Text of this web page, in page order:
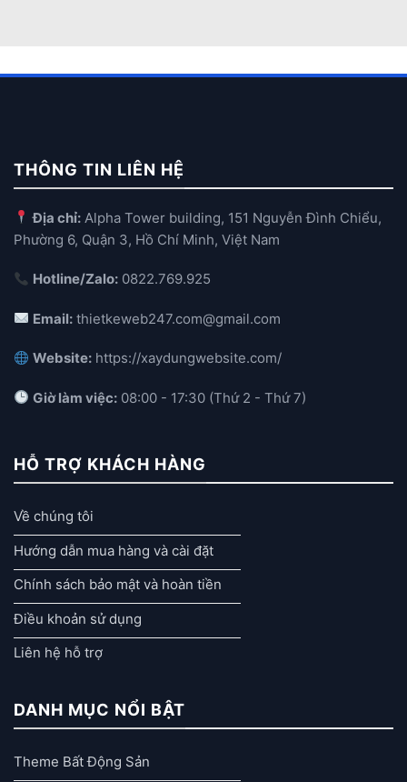
THÔNG TIN LIÊN HỆ
Địa chỉ: Alpha Tower building, 151 Nguyễn Đình Chiểu,
Phường 6, Quận 3, Hồ Chí Minh, Việt Nam
Hotline/Zalo: 0822.769.925
Email: thietkeweb247.com@gmail.com
Website: https://xaydungwebsite.com/
Giờ làm việc: 08:00 - 17:30 (Thứ 2 - Thứ 7)
HỖ TRỢ KHÁCH HÀNG
Về chúng tôi
Hướng dẫn mua hàng và cài đặt
Chính sách bảo mật và hoàn tiền
Điều khoản sử dụng
Liên hệ hỗ trợ
DANH MỤC NỔI BẬT
Theme Bất Động Sản